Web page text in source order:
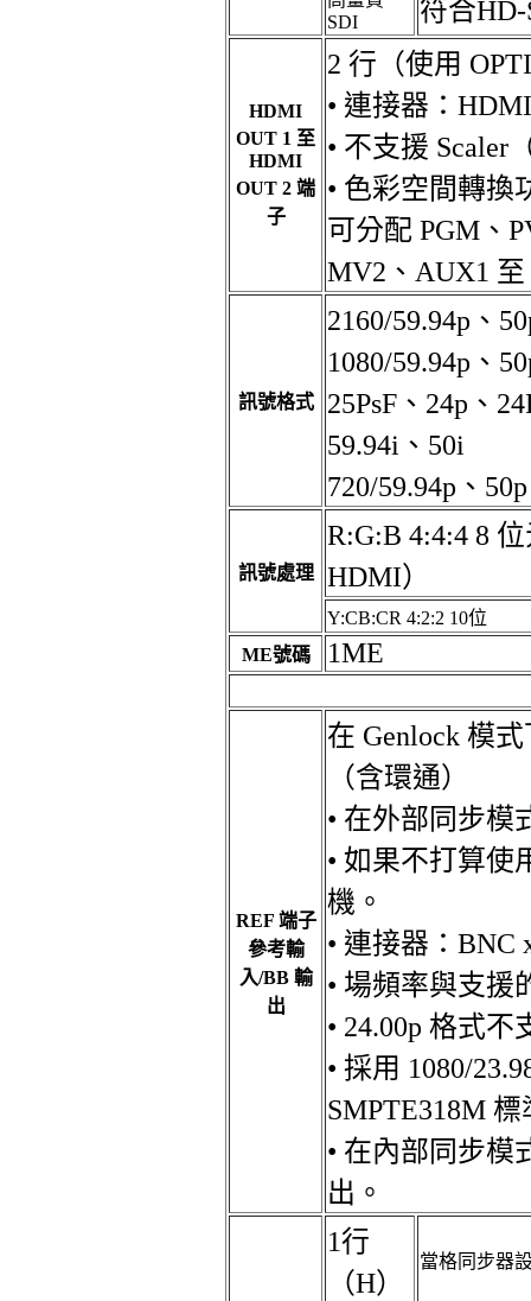
SDI
符合
HDMI
OUT 1 至
HDMI
OUT 2 端
子
2 行（使用
• 連接器：
• 不支援 Scaler
• 色彩空間轉換
可分配 PGM、
MV2、AUX1
訊號格式
2160/59.94p、
1080/59.94p、
25PsF、24p、
59.94i、50i
720/59.94p、50p
訊號處理
R:G:B 4:4:4 8
HDMI）
Y:CB:CR 4:2:2 10位
ME號碼
1ME
REF 端子
參考輸
入/BB 輸
出
在 Genlock 模
（含環通）
• 在外部同步模
• 如果不打算使
機。
• 連接器：BNC
• 場頻率與支援
• 24.00p 格式
• 採用 1080/
SMPTE318M
• 在內部同步模
出。
1行
（H）
當格同步器